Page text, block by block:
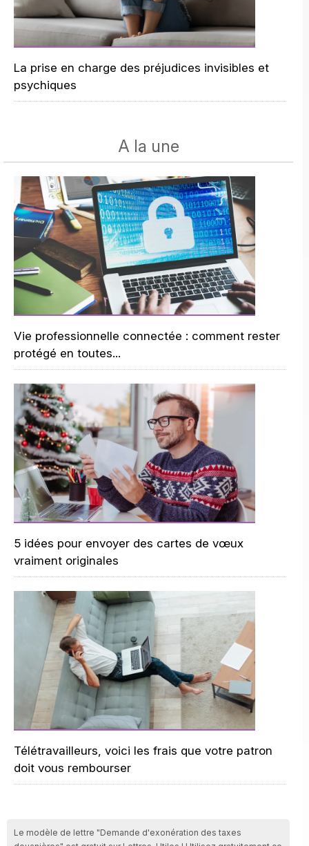
La prise en charge des préjudices invisibles et
psychiques
A la une
Vie professionnelle connectée : comment rester
protégé en toutes...
5 idées pour envoyer des cartes de vœux
vraiment originales
Télétravailleurs, voici les frais que votre patron
doit vous rembourser
Le modèle de lettre "Demande d'exonération des taxes